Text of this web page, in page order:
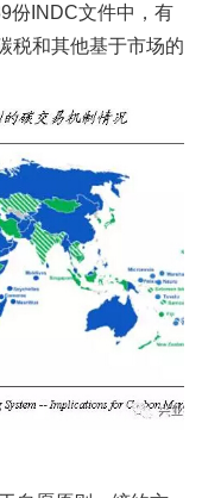
份INDC文件中，有
税和其他基于市场的